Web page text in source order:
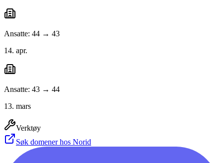
Ansatte: 44 → 43
14. apr.
Ansatte: 43 → 44
13. mars
Verktøy
Søk domener hos Norid